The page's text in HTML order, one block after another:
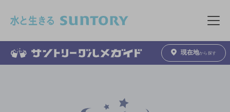
メニュ
現在地から探す